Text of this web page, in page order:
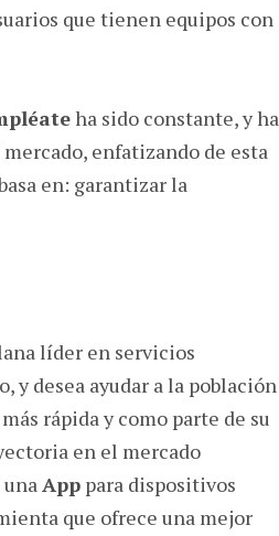
que tienen equipos con
ha sido constante, y ha
enfatizando de esta
en: garantizar la
líder en servicios
desea ayudar a la población
rápida y como parte de su
en el mercado
App para dispositivos
que ofrece una mejor